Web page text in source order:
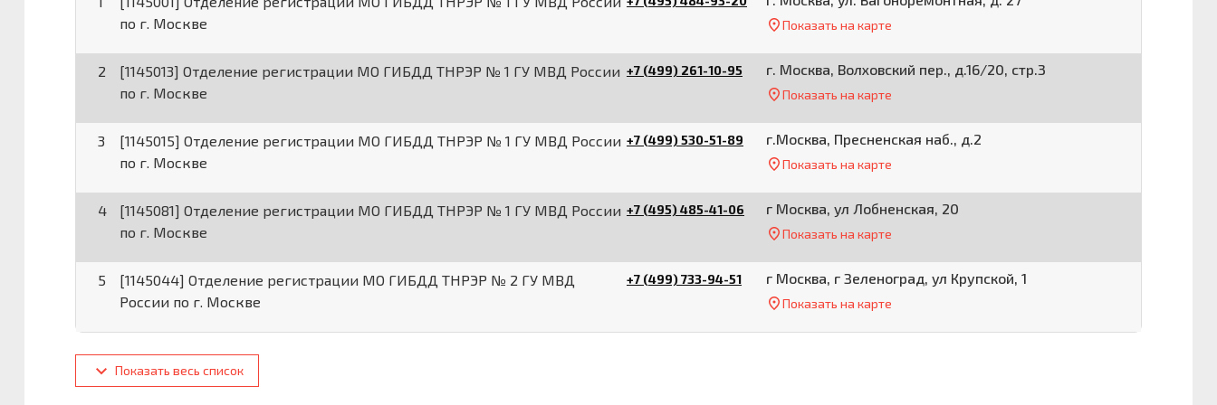
по г. Москве
Показать на карте
2
[1145013] Отделение регистрации МО ГИБДД ТНРЭР № 1 ГУ МВД России
по г. Москве
+7 (499) 261-10-95 г. Москва, Волховский пер., д.16/20, стр.3
Показать на карте
3
[1145015] Отделение регистрации МО ГИБДД ТНРЭР № 1 ГУ МВД России
по г. Москве
+7 (499) 530-51-89 г.Москва, Пресненская наб., д.2
Показать на карте
4
[1145081] Отделение регистрации МО ГИБДД ТНРЭР № 1 ГУ МВД России
по г. Москве
+7 (495) 485-41-06 г Москва, ул Лобненская, 20
Показать на карте
5
[1145044] Отделение регистрации МО ГИБДД ТНРЭР № 2 ГУ МВД
России по г. Москве
+7 (499) 733-94-51 г Москва, г Зеленоград, ул Крупской, 1
Показать на карте
Показать весь список